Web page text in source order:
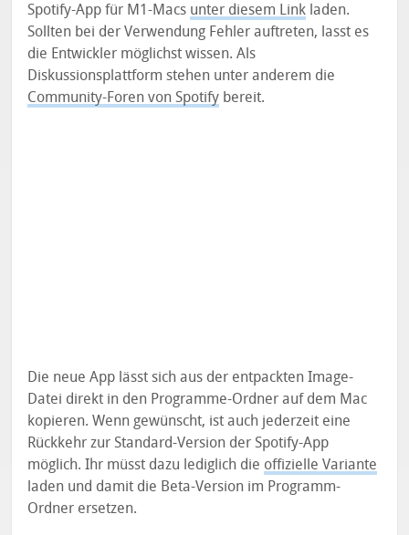
Spotify-App für M1-Macs unter diesem Link laden.
Sollten bei der Verwendung Fehler auftreten, lasst es
die Entwickler möglichst wissen. Als
Diskussionsplattform stehen unter anderem die
Community-Foren von Spotify bereit.
Die neue App lässt sich aus der entpackten Image-
Datei direkt in den Programme-Ordner auf dem Mac
kopieren. Wenn gewünscht, ist auch jederzeit eine
Rückkehr zur Standard-Version der Spotify-App
möglich. Ihr müsst dazu lediglich die offizielle Variante
laden und damit die Beta-Version im Programm-
Ordner ersetzen.